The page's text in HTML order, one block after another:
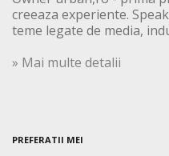
creeaza experiente.
teme legate de media,
» Mai multe detalii
PREFERATII MEI